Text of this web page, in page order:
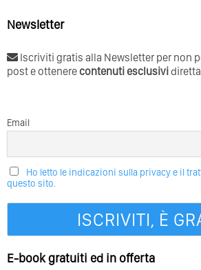
Newsletter
Iscriviti gratis alla Newsletter per non
post e ottenerecontenuti esclusivi
Email
Ho letto le indicazioni sulla privacy e il
questo sito.
E-book gratuiti ed in offerta